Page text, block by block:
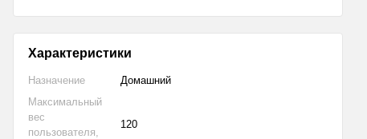
Характеристики
Назначение
Домашний
Максимальный
вес
пользователя,
120